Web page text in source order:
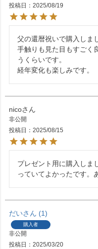
投稿日
2025/08/19
父の還暦祝いで購入しま
手触りも見た目もすごく
うくらいです。
経年変化も楽しみです。
nico
非公開
投稿日
2025/08/15
プレゼント用に購入しま
っていてよかったです。
だい 1
購入者
非公開
投稿日
2025/03/20